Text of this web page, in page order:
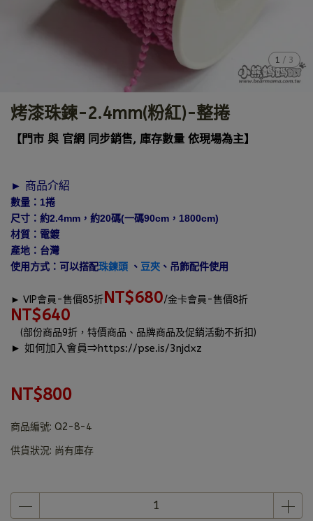
1 / 3
烤漆珠鍊-2.4mm(粉紅)-整捲
【門市 與 官網 同步銷售, 庫存數量 依現場為主】
► 商品介紹
數量：1捲
尺寸：約2.4mm，約20碼(一碼90cm，1800cm)
材質：電鍍
產地：台灣
使用方式：可以搭配珠鍊頭 、 豆夾 、吊飾配件使用
► VIP會員-售價85折 NT$680/金卡會員-售價8折
NT$640
(部份商品9折，特價商品、品牌商品及促銷活動不折扣)
► 如何加入會員⇒https://pse.is/3njdxz
NT$800
商品編號: Q2-8-4
供貨狀況: 尚有庫存